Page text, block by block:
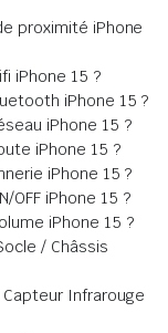
proximité iPhone
iPhone 15 ?
iPhone 15 ?
iPhone 15 ?
iPhone 15 ?
iPhone 15 ?
OFF iPhone 15 ?
iPhone 15 ?
/ Châssis
Infrarouge